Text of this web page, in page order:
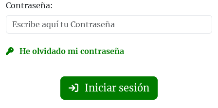
Contraseña:
He olvidado mi contraseña
Iniciar sesión